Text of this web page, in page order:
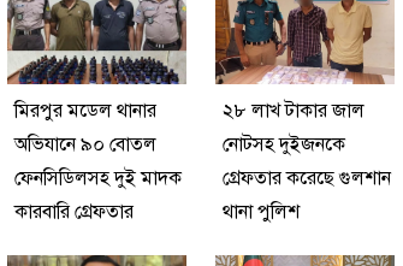
মিরপুর মডেল থানার
অভিযানে ৯০ বোতল
ফেনসিডিলসহ দুই মাদক
কারবারি গ্রেফতার
২৮ লাখ টাকার জাল
নোটসহ দুইজনকে
গ্রেফতার করেছে গুলশান
থানা পুলিশ